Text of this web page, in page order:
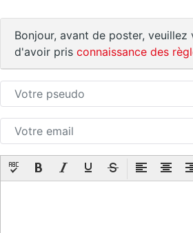
Bonjour, avant de poster, veuillez
d'avoir pris connaissance des